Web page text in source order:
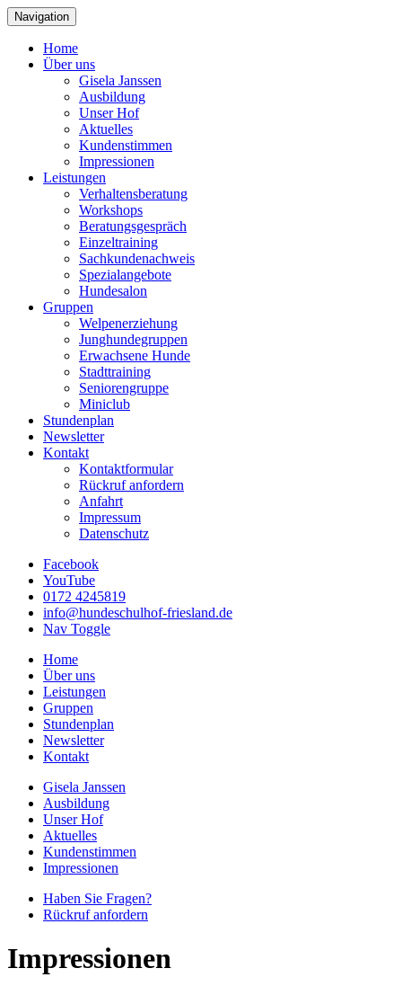
Navigation
Home
Über uns
Gisela Janssen
Ausbildung
Unser Hof
Aktuelles
Kundenstimmen
Impressionen
Leistungen
Verhaltensberatung
Workshops
Beratungsgespräch
Einzeltraining
Sachkundenachweis
Spezialangebote
Hundesalon
Gruppen
Welpenerziehung
Junghundegruppen
Erwachsene Hunde
Stadttraining
Seniorengruppe
Miniclub
Stundenplan
Newsletter
Kontakt
Kontaktformular
Rückruf anfordern
Anfahrt
Impressum
Datenschutz
Facebook
YouTube
0172 4245819
info@hundeschulhof-friesland.de
Nav Toggle
Home
Über uns
Leistungen
Gruppen
Stundenplan
Newsletter
Kontakt
Gisela Janssen
Ausbildung
Unser Hof
Aktuelles
Kundenstimmen
Impressionen
Haben Sie Fragen?
Rückruf anfordern
Impressionen